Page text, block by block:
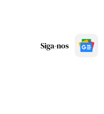
Siga-nos